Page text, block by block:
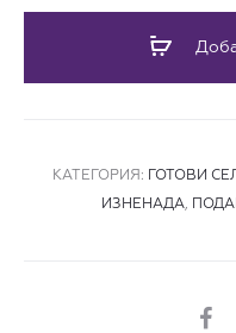
КАТЕГОРИЯ: ГОТОВИ
ИЗНЕНАДА,